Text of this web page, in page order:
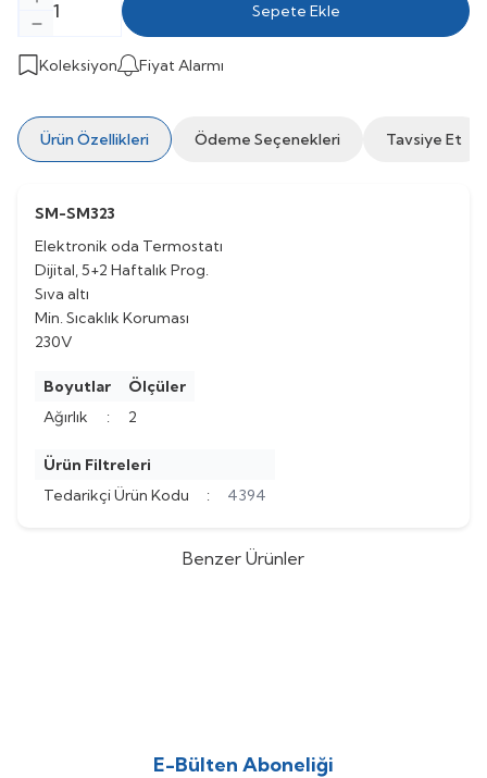
Sepete Ekle
Koleksiyon Fiyat Alarmı
Ürün Özellikleri Ödeme Seçenekleri Tavsiye Et
SM-SM323
Elektronik oda Termostatı
Dijital, 5+2 Haftalık Prog.
Sıva altı
Min. Sıcaklık Koruması
230V
Boyutlar
Ölçüler
Ağırlık
: 2
Ürün Filtreleri
Tedarikçi Ürün Kodu
: 4394
Benzer Ürünler
E-Bülten Aboneliği